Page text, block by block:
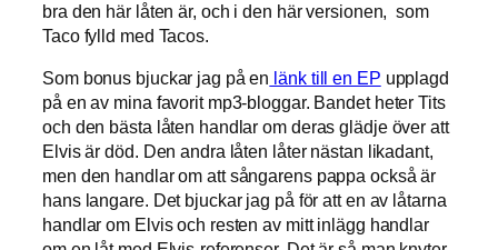
bra den här låten är, och i den här versionen, som
Taco fylld med Tacos.
Som bonus bjuckar jag på en länk till en EP upplagd
på en av mina favorit mp3-bloggar. Bandet heter Tits
och den bästa låten handlar om deras glädje över att
Elvis är död. Den andra låten låter nästan likadant,
men den handlar om att sångarens pappa också är
hans langare. Det bjuckar jag på för att en av låtarna
handlar om Elvis och resten av mitt inlägg handlar